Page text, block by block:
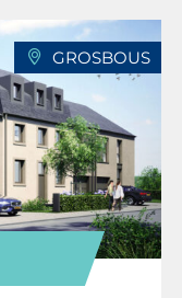
GROSBOUS